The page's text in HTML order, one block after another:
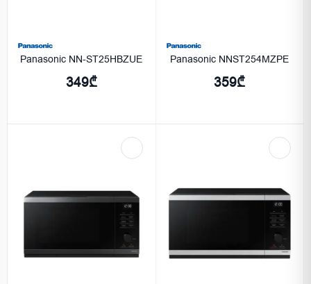
Panasonic NN-ST25HBZUE
349₾
Panasonic NNST254MZPE
359₾